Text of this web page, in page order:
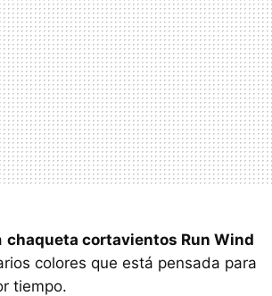
chaqueta cortavientos Run Wind
colores que está pensada para
tiempo.